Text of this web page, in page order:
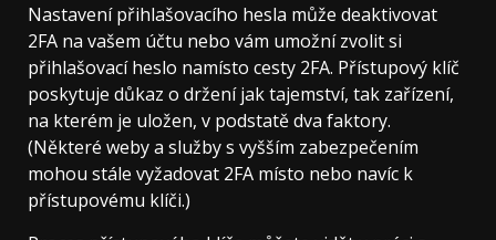
Nastavení přihlašovacího hesla může deaktivovat
2FA na vašem účtu nebo vám umožní zvolit si
přihlašovací heslo namísto cesty 2FA. Přístupový klíč
poskytuje důkaz o držení jak tajemství, tak zařízení,
na kterém je uložen, v podstatě dva faktory.
(Některé weby a služby s vyšším zabezpečením
mohou stále vyžadovat 2FA místo nebo navíc k
přístupovému klíči.)